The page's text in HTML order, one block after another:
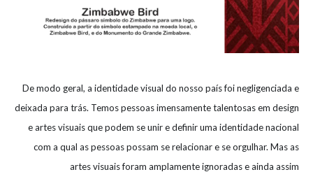
De modo geral, a identidade visual do nosso país foi negligenciada e
deixada para trás. Temos pessoas imensamente talentosas em design
e artes visuais que podem se unir e definir uma identidade nacional
com a qual as pessoas possam se relacionar e se orgulhar. Mas as
artes visuais foram amplamente ignoradas e ainda assim